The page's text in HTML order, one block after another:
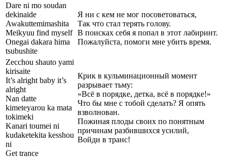
Dare ni mo soudan
dekinaide
Awakuttemimashita
Meikyuu find myself
Onegai dakara hima
tsubushite
Я ни с кем не мог посоветоваться,
Так что стал терять голову.
В поисках себя я попал в этот лабиринт.
Пожалуйста, помоги мне убить время.
Zecchou shauto yami
kirisaite
It’s alright baby it’s
alright
Nan datte
kimeteyarou ka mata
tokimeki
Kanari toumei ni
kudaketekita kesshou
ni
Get trance
Крик в кульминационный момент
разрывает тьму:
«Всё в порядке, детка, всё в порядке!»
Что бы мне с тобой сделать? Я опять
взволнован.
Пожиная плоды своих по понятным
причинам разбившихся усилий,
Войди в транс!